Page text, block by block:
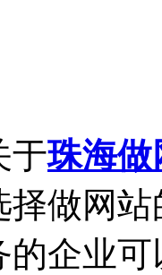
珠海做
择做网
企业